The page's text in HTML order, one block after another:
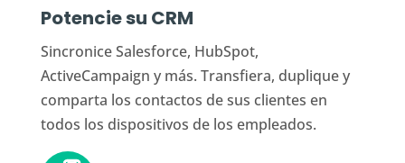
Potencie su CRM
Sincronice Salesforce, HubSpot,
ActiveCampaign y más. Transfiera, duplique y
comparta los contactos de sus clientes en
todos los dispositivos de los empleados.